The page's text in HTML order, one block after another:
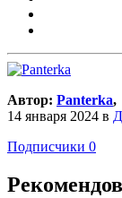
Автор: Panterka,
14 января 2024 в
Подписчики 0